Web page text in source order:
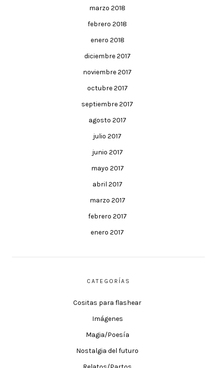
marzo 2018
febrero 2018
enero 2018
diciembre 2017
noviembre 2017
octubre 2017
septiembre 2017
agosto 2017
julio 2017
junio 2017
mayo 2017
abril 2017
marzo 2017
febrero 2017
enero 2017
CATEGORÍAS
Cositas para flashear
Imágenes
Magia/Poesía
Nostalgia del futuro